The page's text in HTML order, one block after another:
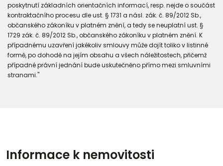
poskytnutí základních orientačních informací, resp. nejde o součást
kontraktačního procesu dle ust. § 1731 a násl. zák. č. 89/2012 Sb.,
občanského zákoníku v platném znění, a tedy se neuplatní ust. §
1729 zák. č. 89/2012 Sb., občanského zákoníku v platném znění. K
případnému uzavření jakékoliv smlouvy může dojít toliko v listinné
formě, po dohodě na jejím obsahu a všech náležitostech, přičemž
případné právní jednání bude uskutečněno přímo mezi smluvními
stranami."
Informace k nemovitosti